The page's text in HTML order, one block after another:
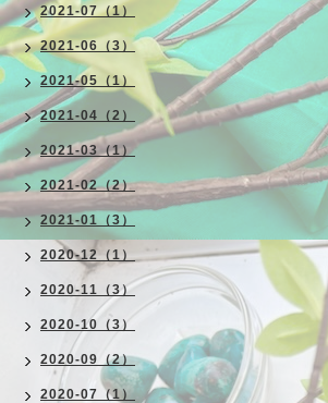
2021-07（1）
2021-06（3）
2021-05（1）
2021-04（2）
2021-03（1）
2021-02（2）
2021-01（3）
2020-12（1）
2020-11（3）
2020-10（3）
2020-09（2）
2020-07（1）